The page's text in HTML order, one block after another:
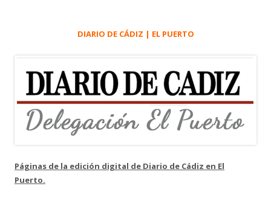
DIARIO DE CÁDIZ | EL PUERTO
Páginas de la edición digital de Diario de Cádiz en El
Puerto.